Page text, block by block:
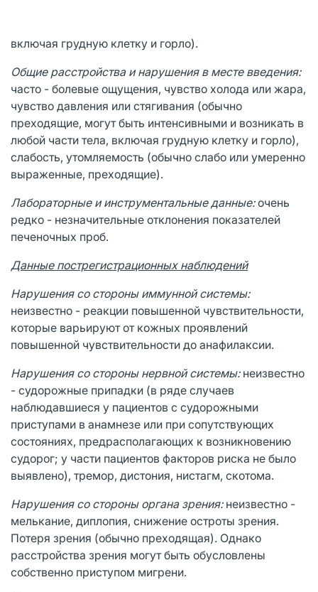
включая грудную клетку и горло).
Общие расстройства и нарушения в месте введения:
часто - болевые ощущения, чувство холода или жара,
чувство давления или стягивания (обычно
преходящие, могут быть интенсивными и возникать в
любой части тела, включая грудную клетку и горло),
слабость, утомляемость (обычно слабо или умеренно
выраженные, преходящие).
Лабораторные и инструментальные данные:очень
редко - незначительные отклонения показателей
печеночных проб.
Данные пострегистрационных наблюдений
Нарушения со стороны иммунной системы:
неизвестно - реакции повышенной чувствительности,
которые варьируют от кожных проявлений
повышенной чувствительности до анафилаксии.
Нарушения со стороны нервной системы: неизвестно
- судорожные припадки (в ряде случаев
наблюдавшиеся у пациентов с судорожными
приступами в анамнезе или при сопутствующих
состояниях, предрасполагающих к возникновению
судорог; у части пациентов факторов риска не было
выявлено), тремор, дистония, нистагм, скотома.
Нарушения со стороны органа зрения: неизвестно -
мелькание, диплопия, снижение остроты зрения.
Потеря зрения (обычно преходящая). Однако
расстройства зрения могут быть обусловлены
собственно приступом мигрени.